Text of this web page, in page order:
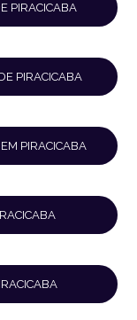
PIRACICABA
PIRACICABA
PIRACICABA